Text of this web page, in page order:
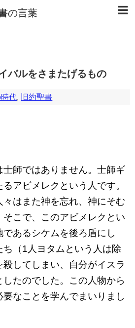
の言葉
バルをさまたげるもの
代, 旧約聖書
師ではありません。士師ギ
アビメレクという人です。
はまた神を忘れ、神にそむ
そこで、このアビメレクとい
であるシケムを後ろ盾にし
（1人ヨタムという人は除
殺してしまい、自分がイスラ
たのでした。この人物から
なことを学んでまいりまし